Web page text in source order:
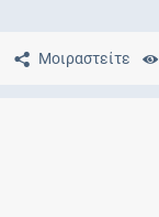
Μοιραστείτε